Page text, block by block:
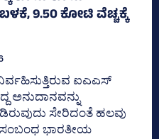
9.50 ಕೋಟಿ ವೆಚ್ಚಕ್ಕೆ
ಐಎಎಸ್‌
ಅನುದಾನವನ್ನು
ಸೇರಿದಂತೆ ಹಲವು
ಭಾರತೀಯ